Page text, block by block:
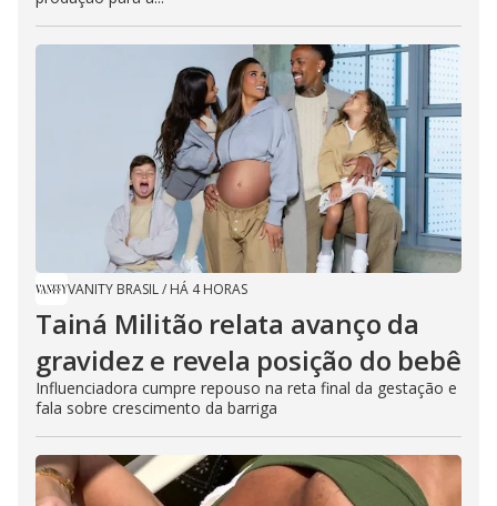
VANITY BRASIL/ HÁ 4 HORAS
Tainá Militão relata avanço da
gravidez e revela posição do bebê
Influenciadora cumpre repouso na reta final da gestação e
fala sobre crescimento da barriga